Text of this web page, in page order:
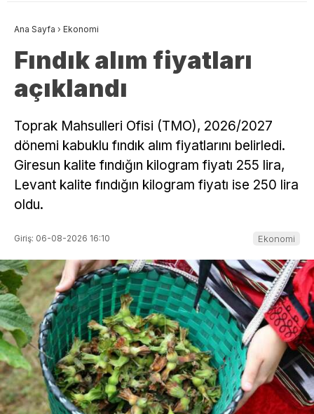
Ana Sayfa › Ekonomi
Fındık alım fiyatları
açıklandı
Toprak Mahsulleri Ofisi (TMO), 2026/2027
dönemi kabuklu fındık alım fiyatlarını belirledi.
Giresun kalite fındığın kilogram fiyatı 255 lira,
Levant kalite fındığın kilogram fiyatı ise 250 lira
oldu.
Giriş: 06-08-2026 16:10 Ekonomi